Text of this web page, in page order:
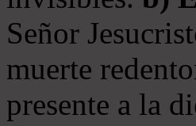
Señor
muerte
presente a la